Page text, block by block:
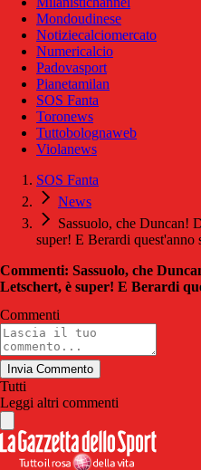
Mondoudinese
Notiziecalciomercato
Numericalcio
Padovasport
Pianetamilan
SOS Fanta
Toronews
Tuttobolognaweb
Violanews
SOS Fanta
News
Sassuolo, che Duncan!
super! E Berardi quest'anno
Commenti: Sassuolo, che
Letschert, è super! E Berardi
Commenti
Invia Commento
Tutti
Leggi altri commenti